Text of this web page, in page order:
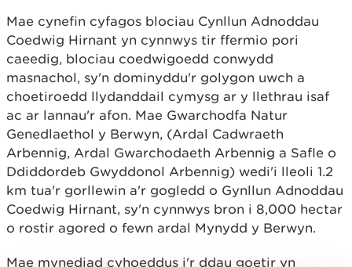
Mae cynefin cyfagos blociau Cynllun Adnoddau
Coedwig Hirnant yn cynnwys tir ffermio pori
caeedig, blociau coedwigoedd conwydd
masnachol, sy'n dominyddu'r golygon uwch a
choetiroedd llydanddail cymysg ar y llethrau isaf
ac ar lannau'r afon. Mae Gwarchodfa Natur
Genedlaethol y Berwyn, (Ardal Cadwraeth
Arbennig, Ardal Gwarchodaeth Arbennig a Safle o
Ddiddordeb Gwyddonol Arbennig) wedi'i lleoli 1.2
km tua'r gorllewin a'r gogledd o Gynllun Adnoddau
Coedwig Hirnant, sy'n cynnwys bron i 8,000 hectar
o rostir agored o fewn ardal Mynydd y Berwyn.
Mae mynediad cyhoeddus i'r ddau goetir yn